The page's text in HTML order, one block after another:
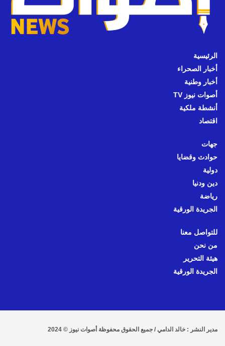
الرئيسية
أخبار الصحراء
أخبار وطنية
أصوات نيوز TV
أنشطة ملكية
اقتصاد
جهات
حوادث وقضايا
دولية
دين ودنيا
رياضة
الجريدة الورقية
للتواصل معنا
من نحن
هيئة التحرير
الجريدة الورقية
مدير النشر : خالد الدامي / جميع الحقوق محفوظة أصوات نيوز © 2024